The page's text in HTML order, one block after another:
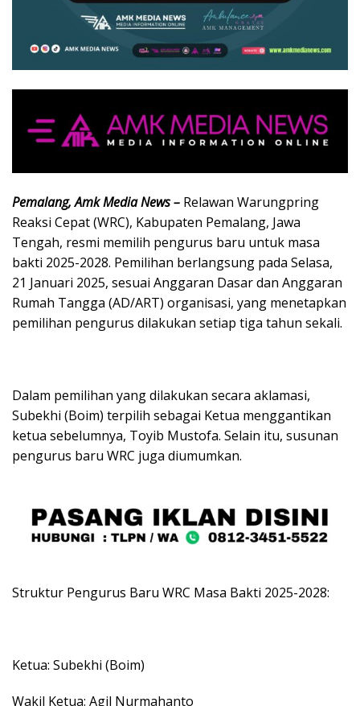
Pemalang, Amk Media News – Relawan Warungpring
Reaksi Cepat (WRC), Kabupaten Pemalang, Jawa
Tengah, resmi memilih pengurus baru untuk masa
bakti 2025-2028. Pemilihan berlangsung pada Selasa,
21 Januari 2025, sesuai Anggaran Dasar dan Anggaran
Rumah Tangga (AD/ART) organisasi, yang menetapkan
pemilihan pengurus dilakukan setiap tiga tahun sekali.
Dalam pemilihan yang dilakukan secara aklamasi,
Subekhi (Boim) terpilih sebagai Ketua menggantikan
ketua sebelumnya, Toyib Mustofa. Selain itu, susunan
pengurus baru WRC juga diumumkan.
Struktur Pengurus Baru WRC Masa Bakti 2025-2028:
Ketua: Subekhi (Boim)
Wakil Ketua: Agil Nurmahanto